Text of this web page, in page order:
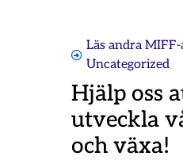
Läs andra
Uncategorized
Hjälp oss
utveckla
och växa!